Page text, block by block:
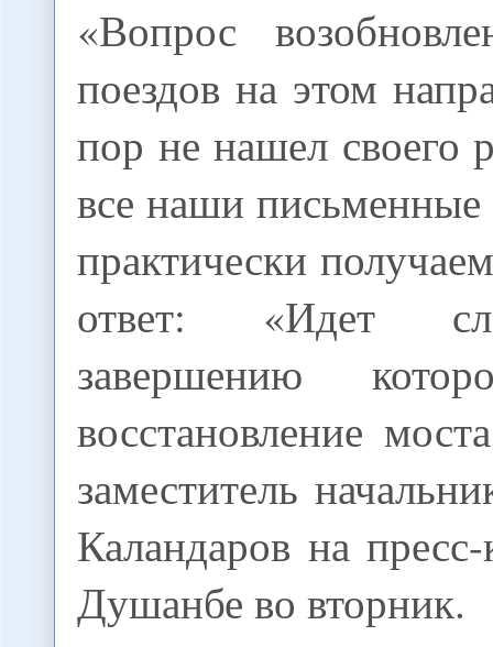
«Вопрос
поездов на этом
пор не нашел своего
все наши
практически
ответ: «Идет
завершению
восстановление
заместитель
Каландаров на
Душанбе во вторник.